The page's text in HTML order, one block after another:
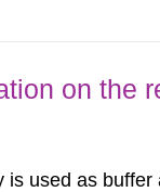
on the
used as buffer